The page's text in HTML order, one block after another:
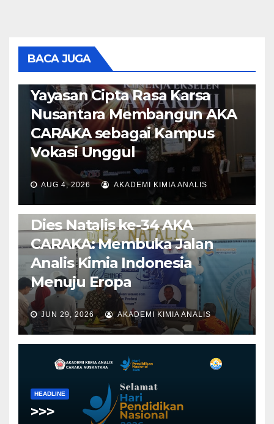
BACA JUGA
Tokoh Inspiratif 2026,
Teguhkan Komitmen
Yayasan Cipta Rasa Karsa
Nusantara Membangun AKA
CARAKA sebagai Kampus
Vokasi Unggul
AUG 4, 2026 AKADEMI KIMIA ANALIS
BERITA HEADLINE UNCATEGORIZED
Dies Natalis ke-34 AKA
CARAKA: Membuka Jalan
Analis Kimia Indonesia
Menuju Eropa
JUN 29, 2026 AKADEMI KIMIA ANALIS
HEADLINE
>>>